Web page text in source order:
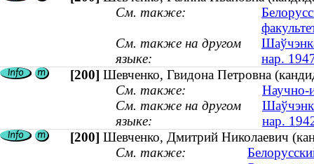
См. также:
См. также на другом
языке:
нар.
[200] Шевченко, Гвидона Петровна
См. также:
Научно-
См. также на другом
языке:
нар.
[200] Шевченко, Дмитрий Николаевич
См. также: